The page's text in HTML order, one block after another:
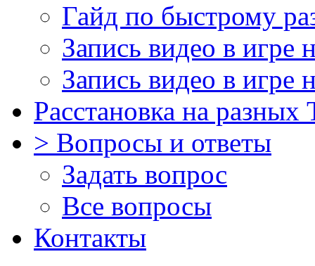
Гайд по быстрому
Запись видео в игре
Запись видео в игре
Расстановка на
> Вопросы и ответы
Задать вопрос
Все вопросы
Контакты